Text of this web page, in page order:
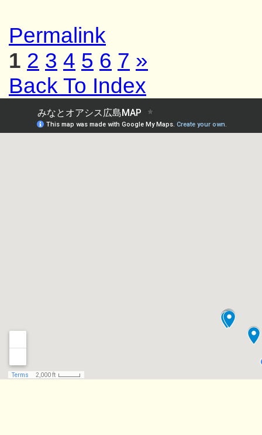
Permalink
1 2 3 4 5 6 7 »
Back To Index